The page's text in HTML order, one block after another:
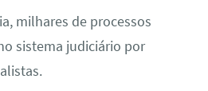
milhares de processos
sistema judiciário por